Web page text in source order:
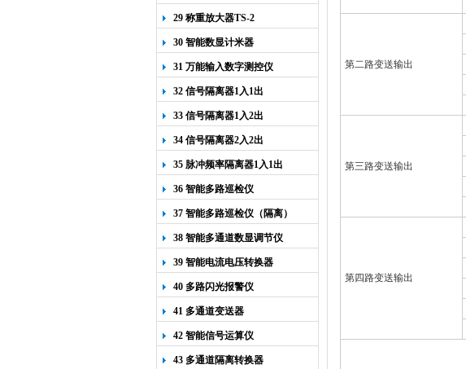
29 称重放大器TS-2
30 智能数显计米器
31 万能输入数字测控仪
32 信号隔离器1入1出
33 信号隔离器1入2出
34 信号隔离器2入2出
35 脉冲频率隔离器1入1出
36 智能多路巡检仪
37 智能多路巡检仪（隔离）
38 智能多通道数显调节仪
39 智能电流电压转换器
40 多路闪光报警仪
41 多通道变送器
42 智能信号运算仪
43 多通道隔离转换器
第二路变送输出
第三路变送输出
第四路变送输出